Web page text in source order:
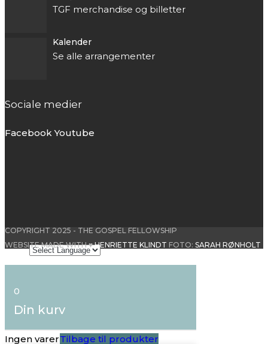
TGF merchandise og billetter
Kalender
Se alle arrangementer
Sociale medier
Facebook Youtube
COPYRIGHT 2025 - THE GOSPEL FELLOWSHIP
WEBSITE MADE WITH ♥HENRIETTE KLINDT FOTO: SARAH RØNHOLT
0
Din kurv
Ingen varerTilbage til produkter